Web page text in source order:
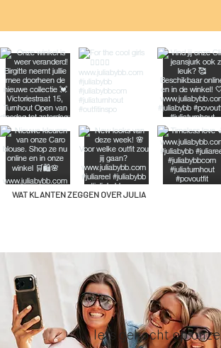
WAT KLANTEN ZEGGEN OVER JULIA
Iets gekocht op onze